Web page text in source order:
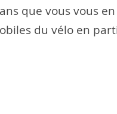
que vous vous
du vélo en